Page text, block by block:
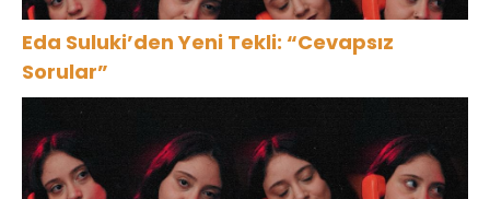
Eda Suluki’den Yeni Tekli: “Cevapsız
Sorular”